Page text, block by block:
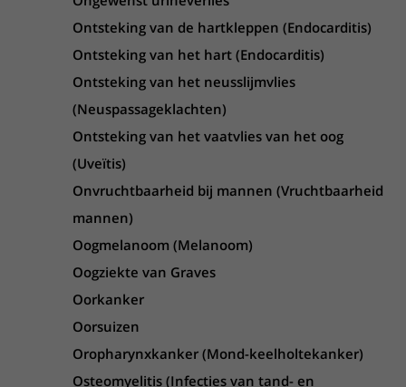
Ontsteking van de hartkleppen (Endocarditis)
Ontsteking van het hart (Endocarditis)
Ontsteking van het neusslijmvlies
(Neuspassageklachten)
Ontsteking van het vaatvlies van het oog
(Uveïtis)
Onvruchtbaarheid bij mannen (Vruchtbaarheid
mannen)
Oogmelanoom (Melanoom)
Oogziekte van Graves
Oorkanker
Oorsuizen
Oropharynxkanker (Mond-keelholtekanker)
Osteomyelitis (Infecties van tand- en